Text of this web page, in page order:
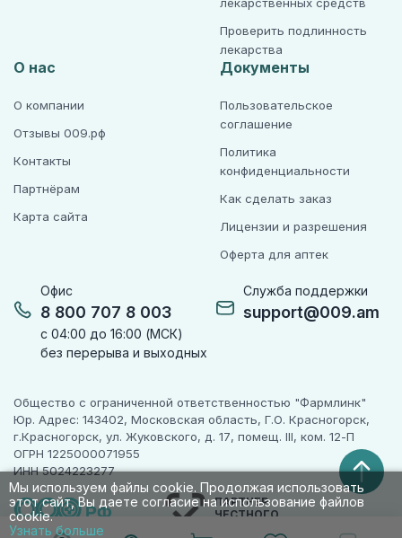
Мы используем файлы cookie. Продолжая использовать
этот сайт, Вы даете согласие на использование файлов
cookie.
Узнать больше
Офис
8 800 707 8 003
с 04:00 до 16:00 (МСК)
без перерыва и выходных
Служба поддержки
support@009.am
лекарственных средств
Проверить подлинность
лекарства
О нас
О компании
Отзывы 009.рф
Контакты
Партнёрам
Карта сайта
Документы
Пользовательское
соглашение
Политика
конфиденциальности
Как сделать заказ
Лицензии и разрешения
Оферта для аптек
Общество с ограниченной ответственностью "Фармлинк"
Юр. Адрес: 143402, Московская область, Г.О. Красногорск,
г.Красногорск, ул. Жуковского, д. 17, помещ. III, ком. 12-П
ОГРН 1225000071955
ИНН 5024223277
ПАРТНЕР
ЧЕСТНОГО